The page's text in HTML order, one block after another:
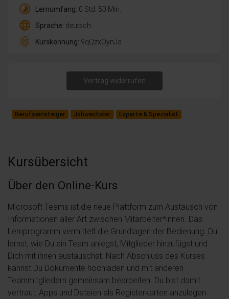
timelapse Lernumfang: 0 Std. 50 Min.
language Sprache: deutsch
fingerprint Kurskennung: 9qQzxOynJa
Vertrag widerrufen
Berufseinsteiger Jobwechsler Experte & Spezialist
Kursübersicht
Über den Online-Kurs
Microsoft Teams ist die neue Plattform zum Austausch von
Informationen aller Art zwischen Mitarbeiter*innen. Das
Lernprogramm vermittelt die Grundlagen der Bedienung. Du
lernst, wie Du ein Team anlegst, Mitglieder hinzufügst und
Dich mit ihnen austauschst. Nach Abschluss des Kurses
kannst Du Dokumente hochladen und mit anderen
Teammitgliedern gemeinsam bearbeiten. Du bist damit
vertraut, Apps und Dateien als Registerkarten anzulegen